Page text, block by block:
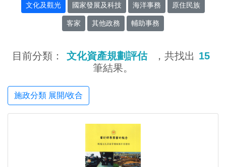
文化及觀光 國家發展及科技 海洋事務 原住民族
客家 其他政務 輔助事務
目前分類： 文化資產規劃評估 ，共找出 15
筆結果。
施政分類 展開/收合